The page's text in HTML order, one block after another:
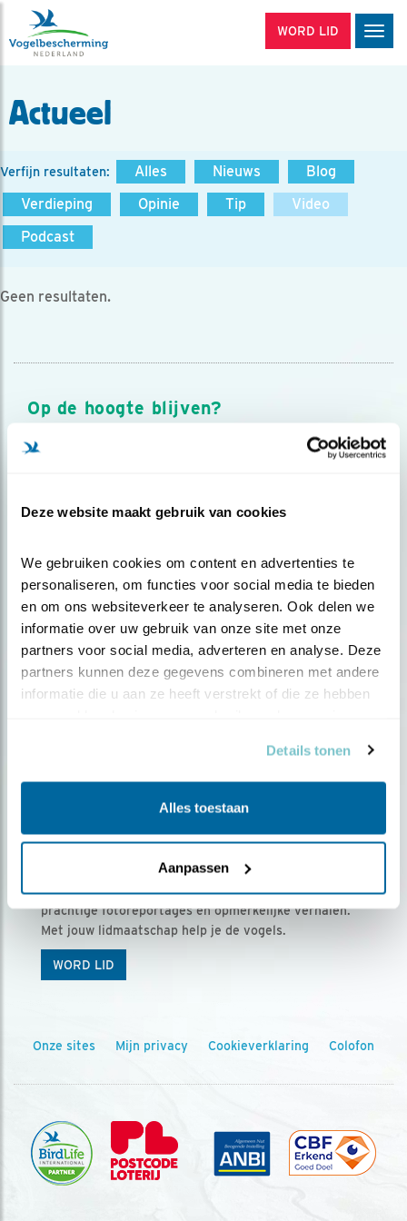
Deze website maakt gebruik van cookies
We gebruiken cookies om content en advertenties te
personaliseren, om functies voor social media te bieden
en om ons websiteverkeer te analyseren. Ook delen we
informatie over uw gebruik van onze site met onze
partners voor social media, adverteren en analyse. Deze
partners kunnen deze gegevens combineren met andere
informatie die u aan ze heeft verstrekt of die ze hebben
Details tonen
Alles toestaan
Aanpassen
WORD LID
Actueel
Verfijn resultaten: Alles Nieuws
Blog
Verdieping
Opinie Tip
Video
Podcast
Geen resultaten.
Op de hoogte blijven?
Meld je aan en ontvang nieuws, inspiratie, acties en tips
over vogels en activiteiten van Vogelbescherming.
Ontvang 5 x Vogels voor € 36,00 per jaar
Vogels is het tijdschrift voor onze leden, met
prachtige fotoreportages en opmerkelijke verhalen.
Met jouw lidmaatschap help je de vogels.
WORD LID
Onze sites Mijn privacy Cookieverklaring Colofon